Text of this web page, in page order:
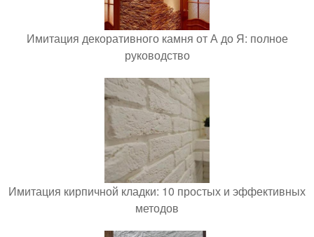
Имитация декоративного камня от А до Я: полное
руководство
Имитация кирпичной кладки: 10 простых и эффективных
методов